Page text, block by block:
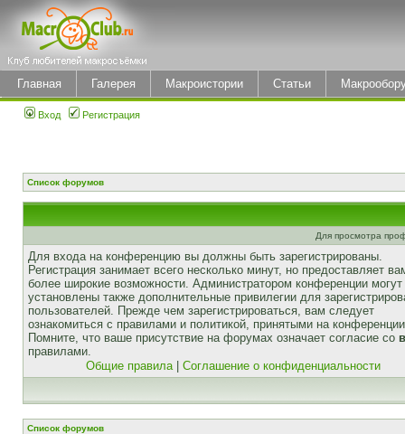
Главная Галерея Макроистории Статьи
Вход Регистрация
Список форумов
Для просмотра
Для входа на конференцию вы должны быть зарегистрированы.
Регистрация занимает всего несколько минут, но предоставляет
более широкие возможности. Администратором конференции
установлены также дополнительные привилегии для
пользователей. Прежде чем зарегистрироваться, вам следует
ознакомиться с правилами и политикой, принятыми на
Помните, что ваше присутствие на форумах означает согласие со
правилами.
Общие правила| Соглашение о конфиденциальности
Список форумов